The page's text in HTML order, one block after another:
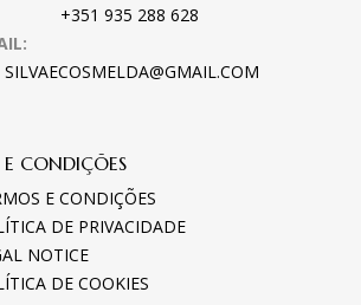
+351 935 288 628
SILVAECOSMELDA@GMAIL.COM
CONDIÇÕES
E CONDIÇÕES
DE PRIVACIDADE
NOTICE
DE COOKIES